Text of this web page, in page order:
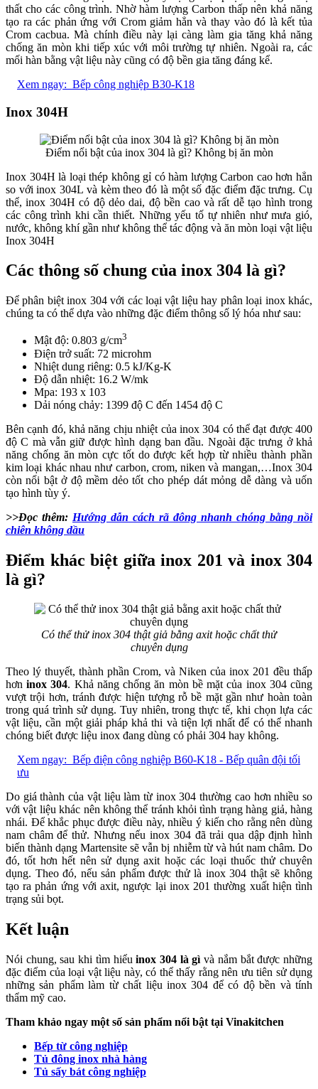
thất cho các công trình. Nhờ hàm lượng Carbon thấp nên khả năng
tạo ra các phản ứng với Crom giảm hẳn và thay vào đó là kết tủa
Crom cacbua. Mà chính điều này lại càng làm gia tăng khả năng
chống ăn mòn khi tiếp xúc với môi trường tự nhiên. Ngoài ra, các
mối hàn bằng vật liệu này cũng có độ bền gia tăng đáng kể.
Xem ngay: Bếp công nghiệp B30-K18
Inox 304H
Điểm nổi bật của inox 304 là gì? Không bị ăn mòn
Inox 304H là loại thép không gỉ có hàm lượng Carbon cao hơn hẳn
so với inox 304L và kèm theo đó là một số đặc điểm đặc trưng. Cụ
thể, inox 304H có độ dẻo dai, độ bền cao và rất dễ tạo hình trong
các công trình khi cần thiết. Những yếu tố tự nhiên như mưa gió,
nước, không khí gần như không thể tác động và ăn mòn loại vật liệu
Inox 304H
Các thông số chung của inox 304 là gì?
Để phân biệt inox 304 với các loại vật liệu hay phân loại inox khác,
chúng ta có thể dựa vào những đặc điểm thông số lý hóa như sau:
Mật độ: 0.803 g/cm3
Điện trở suất: 72 microhm
Nhiệt dung riêng: 0.5 kJ/Kg-K
Độ dẫn nhiệt: 16.2 W/mk
Mpa: 193 x 103
Dải nóng chảy: 1399 độ C đến 1454 độ C
Bên cạnh đó, khả năng chịu nhiệt của inox 304 có thể đạt được 400
độ C mà vẫn giữ được hình dạng ban đầu. Ngoài đặc trưng ở khả
năng chống ăn mòn cực tốt do được kết hợp từ nhiều thành phần
kim loại khác nhau như carbon, crom, niken và mangan,…Inox 304
còn nổi bật ở độ mềm dẻo tốt cho phép dát mỏng dễ dàng và uốn
tạo hình tùy ý.
>>Đọc thêm: Hướng dẫn cách rã đông nhanh chóng bằng nồi
chiên không dầu
Điểm khác biệt giữa inox 201 và inox 304
là gì?
Có thể thử inox 304 thật giả bằng axit hoặc chất thử
chuyên dụng
Theo lý thuyết, thành phần Crom, và Niken của inox 201 đều thấp
hơninox 304. Khả năng chống ăn mòn bề mặt của inox 304 cũng
vượt trội hơn, tránh được hiện tượng rỗ bề mặt gần như hoàn toàn
trong quá trình sử dụng. Tuy nhiên, trong thực tế, khi chọn lựa các
vật liệu, cần một giải pháp khả thi và tiện lợi nhất để có thể nhanh
chóng biết được liệu inox đang dùng có phải 304 hay không.
Xem ngay: Bếp điện công nghiệp B60-K18 - Bếp quân đội tối
ưu
Do giá thành của vật liệu làm từ inox 304 thường cao hơn nhiều so
với vật liệu khác nên không thể tránh khỏi tình trạng hàng giả, hàng
nhái. Để khắc phục được điều này, nhiều ý kiến cho rằng nên dùng
nam châm để thử. Nhưng nếu inox 304 đã trải qua dập định hình
biến thành dạng Martensite sẽ vẫn bị nhiễm từ và hút nam châm. Do
đó, tốt hơn hết nên sử dụng axit hoặc các loại thuốc thử chuyên
dụng. Theo đó, nếu sản phẩm được thử là inox 304 thật sẽ không
tạo ra phản ứng với axit, ngược lại inox 201 thường xuất hiện tình
trạng sủi bọt.
Kết luận
Nói chung, sau khi tìm hiểuinox 304 là gì và nắm bắt được những
đặc điểm của loại vật liệu này, có thể thấy rằng nên ưu tiên sử dụng
những sản phẩm làm từ chất liệu inox 304 để có độ bền và tính
thẩm mỹ cao.
Tham khảo ngay một số sản phẩm nổi bật tại Vinakitchen
Bếp từ công nghiệp
Tủ đông inox nhà hàng
Tủ sấy bát công nghiệp